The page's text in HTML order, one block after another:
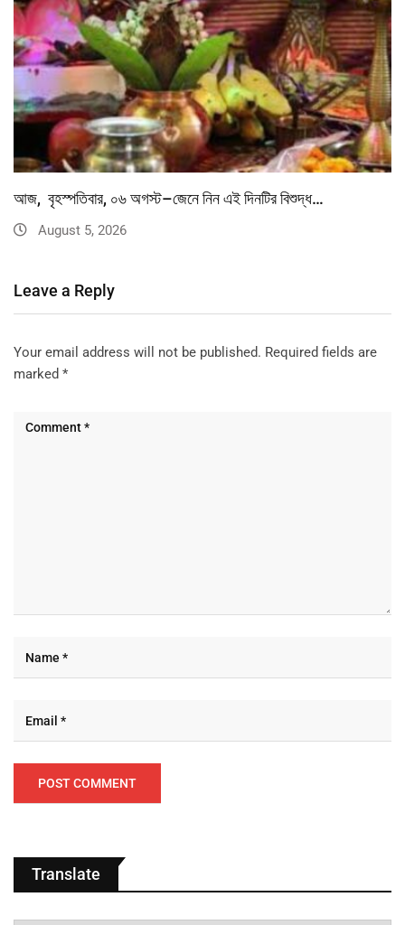
আজ, বৃহস্পতিবার, ০৬ অগস্ট–জেনে নিন এই দিনটির বিশুদ্ধ…
August 5, 2026
Leave a Reply
Your email address will not be published. Required fields are
marked *
Translate